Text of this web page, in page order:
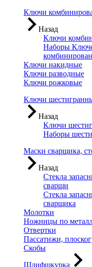
Ключи
Назад
Ключи
Наборы
Ключи накидные
Ключи разводные
Ключи рожковые
Ключи
Назад
Ключи
Наборы
Маски сварщика,
Назад
Стекла
сварщи
Стекла
сварщика
Молотки
Ножницы по
Отвертки
Пассатижи,
Скобы
Шлифшкурка